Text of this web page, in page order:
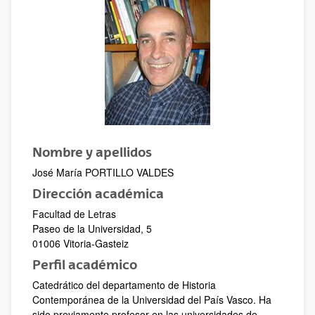
Nombre y apellidos
José María PORTILLO VALDES
Dirección académica
Facultad de Letras
Paseo de la Universidad, 5
01006 Vitoria-Gasteiz
Perfil académico
Catedrático del departamento de Historia
Contemporánea de la Universidad del País Vasco. Ha